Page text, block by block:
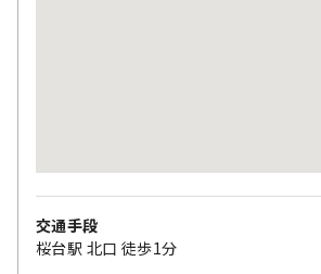
交通手段
桜台駅 北口 徒歩1分